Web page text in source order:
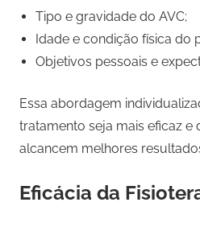
Tipo e gravidade do AVC;
Idade e condição física do
Objetivos pessoais e
Essa abordagem
tratamento seja mais eficaz e
alcancem melhores
Eficácia da